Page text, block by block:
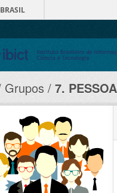
BRASIL
Grupos 7.